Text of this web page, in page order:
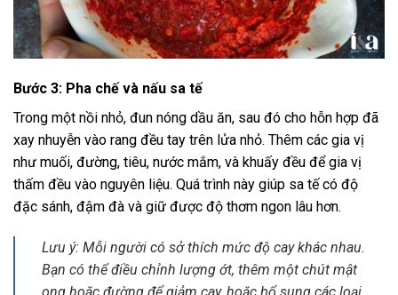
Bước 3: Pha chế và nấu sa tế
Trong một nồi nhỏ, đun nóng dầu ăn, sau đó cho hỗn hợp đã
xay nhuyễn vào rang đều tay trên lửa nhỏ. Thêm các gia vị
như muối, đường, tiêu, nước mắm, và khuấy đều để gia vị
thấm đều vào nguyên liệu. Quá trình này giúp sa tế có độ
đặc sánh, đậm đà và giữ được độ thơm ngon lâu hơn.
Lưu ý: Mỗi người có sở thích mức độ cay khác nhau.
Bạn có thể điều chỉnh lượng ớt, thêm một chút mật